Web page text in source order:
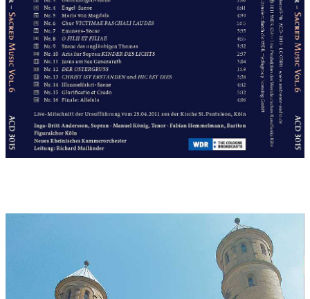
Orgelsinfonien, teils mit Orchester, sowie Oratorien und
kleinere chorische Werke, die mittlerweile alle uraufgeführt
sind und als CD vorliegen. Das vorliegende Oster- und
Himmelfahrtsoratorium berücksichtigt, dass es zwar
massenhaft Passionsmusiken gibt, jedoch wenige Werke, die
die Auferstehung des Herrn in den Mittelpunkt stellen.
Marktlücke? Sicher, auch dies dürfte Schneider schnell erkannt
haben. sein Werk ist mit drei Gesangssolisten, einem
überschaubaren Kammerorchester und Chor praxisnah besetzt
und bietet sich damit für den innovativen Chorleiter geradezu
an....
Tonträger:Ambiente Audio sacred Music Volume 6 ACD 3015
LC 07811, 2012
Neues Rheinisches Kammerorchester
Leitung: Richard Mailänder